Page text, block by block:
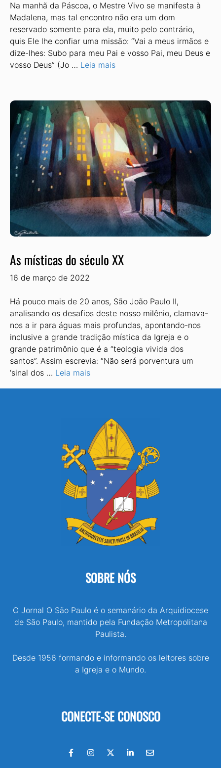
Na manhã da Páscoa, o Mestre Vivo se manifesta à
Madalena, mas tal encontro não era um dom
reservado somente para ela, muito pelo contrário,
quis Ele lhe confiar uma missão: “Vai a meus irmãos e
dize-lhes: Subo para meu Pai e vosso Pai, meu Deus e
vosso Deus” (Jo … Leia mais
As místicas do século XX
16 de março de 2022
Há pouco mais de 20 anos, São João Paulo II,
analisando os desafios deste nosso milênio, clamava-
nos a ir para águas mais profundas, apontando-nos
inclusive a grande tradição mística da Igreja e o
grande patrimônio que é a “teologia vivida dos
santos”. Assim escrevia: “Não será porventura um
‘sinal dos … Leia mais
SOBRE NÓS
O Jornal O São Paulo é o semanário da Arquidiocese
de São Paulo, mantido pela Fundação Metropolitana
Paulista.
Desde 1956 formando e informando os leitores sobre
a Igreja e o Mundo.
CONECTE-SE CONOSCO